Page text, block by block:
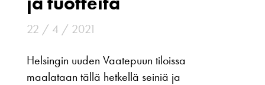
22 / 4 / 2021
Helsingin uuden Vaatepuun tiloissa
maalataan tällä hetkellä seiniä ja